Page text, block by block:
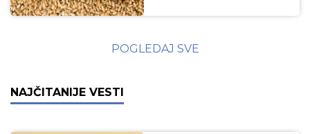
POGLEDAJ SVE
NAJČITANIJE VESTI